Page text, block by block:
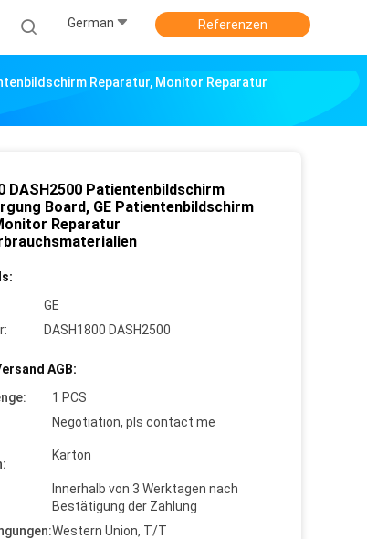
German Referenzen
Reparatur, Monitor Reparatur
DASH2500 Patientenbildschirm
Board, GE Patientenbildschirm
Reparatur
GE
DASH1800 DASH2500
AGB:
1 PCS
Negotiation, pls contact me
Karton
Innerhalb von 3 Werktagen nach
Bestätigung der Zahlung
Western Union, T/T